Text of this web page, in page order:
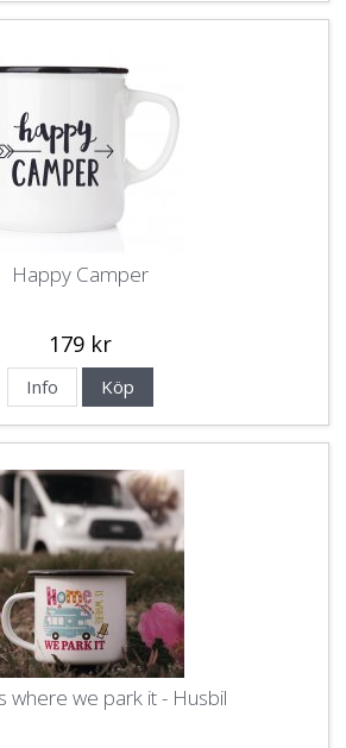
Happy Camper
179 kr
Info Köp
where we park it - Husbil